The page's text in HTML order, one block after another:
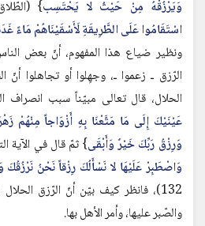
وَيَرْزُقْهُ مِنْ حَيْثُ لا يَحْتَسِب} (الطّلاق:2-3)، وقال
اسْتَقَامُوا عَلَى الطَّرِيقَةِ لَأَسْقَيْنَاهُمْ مَاءً
ونظير ضياع هذا المفهوم، أنّ بعض
الرّزق ـ زعموا ـ، وجهِلوا أو تجاهلوا
الحلال، قال تعالى مبيّناً سبب انصراف
عَيْنَيْكَ إِلَى مَا مَتَّعْنَا بِهِ أَزْوَاجاً مِنْهُمْ
وَرِزْقُ رَبِّكَ خَيْرٌ وَأَبْقَى} ثمّ قال في الآية
وَاصْطَبِرْ عَلَيْهَا لا نَسْأَلُكَ رِزْقاً نَحْنُ نَرْزُقُكَ
132)، فانظر كيف بيّن أنّ الرّزق
والصّبر عليها، وأمر الأهل بها.